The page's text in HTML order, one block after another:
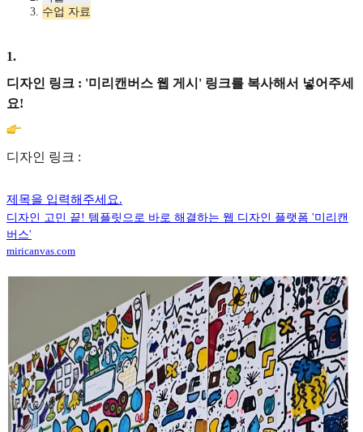
수업 자료
1.
디자인 링크 : '미리캔버스 웹 게시' 링크를 복사해서 넣어주세
요!
디자인 링크 :
제목을 입력해주세요.
디자인 고민 끝! 템플릿으로 바로 해결하는 웹 디자인 플랫폼 '미리캔
버스'
miricanvas.com